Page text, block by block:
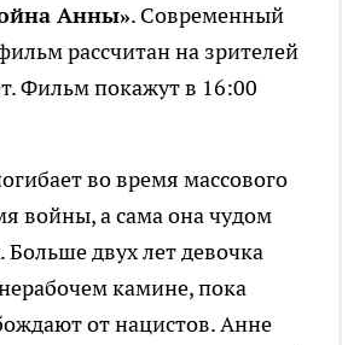
Анны». Современный
рассчитан на зрителей
Фильм покажут в 16:00
во время массового
войны, а сама она чудом
Больше двух лет девочка
камине, пока
от нацистов. Анне